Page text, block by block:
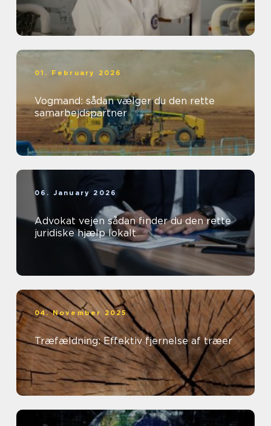
01. February 2026
Vogmand: sådan vælger du den rette
samarbejdspartner
06. January 2026
Advokat vejen sådan finder du den rette
juridiske hjælp lokalt
04. November 2025
Træfældning: Effektiv fjernelse af træer